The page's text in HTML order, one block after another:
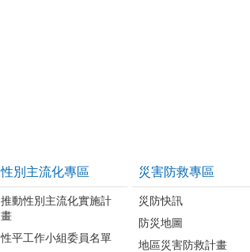
性別主流化專區
推動性別主流化實施計
畫
性平工作小組委員名單
災害防救專區
災防快訊
防災地圖
地區災害防救計畫